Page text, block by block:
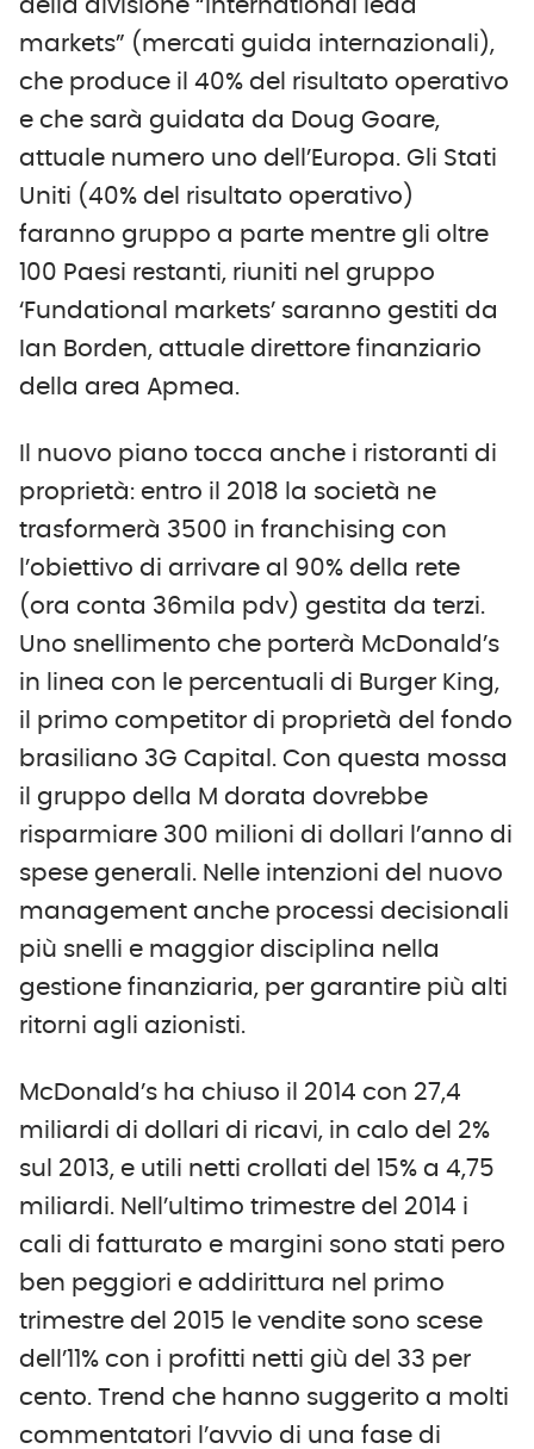
della divisione “International lead
markets” (mercati guida internazionali),
che produce il 40% del risultato operativo
e che sarà guidata da Doug Goare,
attuale numero uno dell’Europa. Gli Stati
Uniti (40% del risultato operativo)
faranno gruppo a parte mentre gli oltre
100 Paesi restanti, riuniti nel gruppo
‘Fundational markets’ saranno gestiti da
Ian Borden, attuale direttore finanziario
della area Apmea.
Il nuovo piano tocca anche i ristoranti di
proprietà: entro il 2018 la società ne
trasformerà 3500 in franchising con
l’obiettivo di arrivare al 90% della rete
(ora conta 36mila pdv) gestita da terzi.
Uno snellimento che porterà McDonald’s
in linea con le percentuali di Burger King,
il primo competitor di proprietà del fondo
brasiliano 3G Capital. Con questa mossa
il gruppo della M dorata dovrebbe
risparmiare 300 milioni di dollari l’anno di
spese generali. Nelle intenzioni del nuovo
management anche processi decisionali
più snelli e maggior disciplina nella
gestione finanziaria, per garantire più alti
ritorni agli azionisti.
McDonald’s ha chiuso il 2014 con 27,4
miliardi di dollari di ricavi, in calo del 2%
sul 2013, e utili netti crollati del 15% a 4,75
miliardi. Nell’ultimo trimestre del 2014 i
cali di fatturato e margini sono stati pero
ben peggiori e addirittura nel primo
trimestre del 2015 le vendite sono scese
dell’11% con i profitti netti giù del 33 per
cento. Trend che hanno suggerito a molti
commentatori l’avvio di una fase di